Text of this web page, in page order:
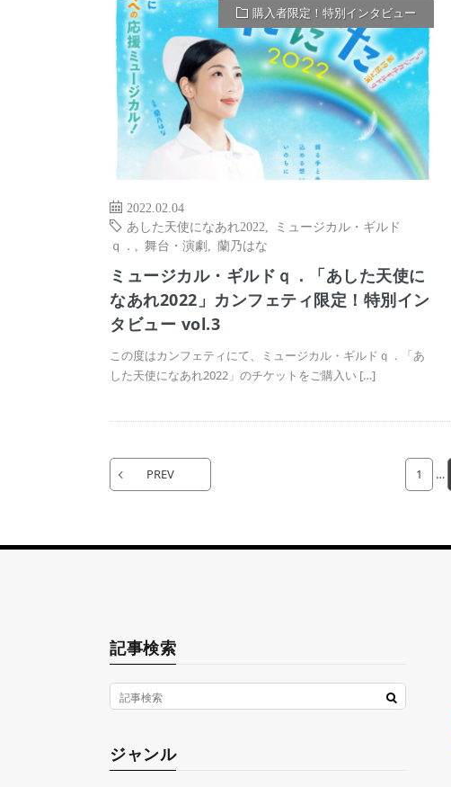
購入者限定！特別インタビュー
2022.02.04
あした天使になあれ2022
ミュージカル・ギルド
ｑ．
舞台・演劇 蘭乃はな
ミュージカル・ギルドｑ．「あした天使に
なあれ2022」カンフェティ限定！特別イン
タビュー vol.3
この度はカンフェティにて、ミュージカル・ギルドｑ．「あ
した天使になあれ2022」のチケットをご購入い […]
PREV 1 …
記事検索
ジャンル